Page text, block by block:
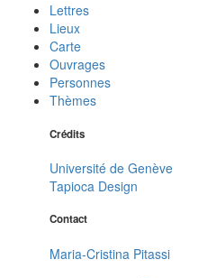
Lettres
Lieux
Carte
Ouvrages
Personnes
Thèmes
Crédits
Université de Genève
Tapioca Design
Contact
Maria-Cristina Pitassi